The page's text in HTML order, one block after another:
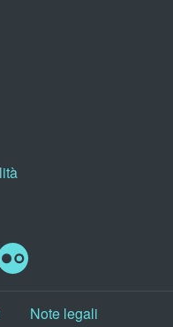
Note legali